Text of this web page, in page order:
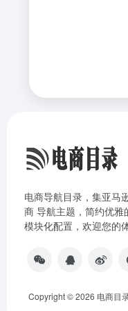
电商导航目录，集亚马
商 导航主题，简约优
模块化配置，欢迎您的
Copyright © 2026 电商目